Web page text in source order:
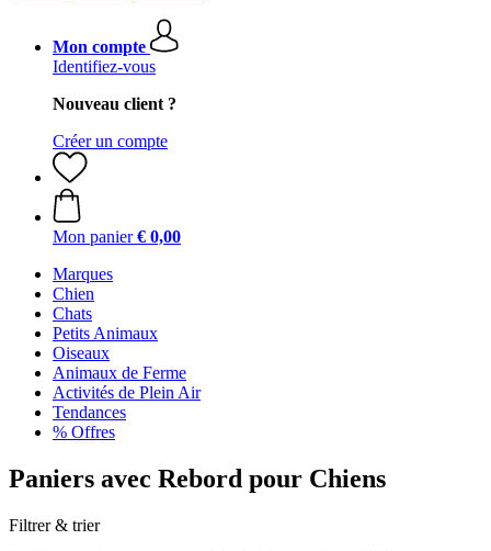
Mon compte
Identifiez-vous
Nouveau client ?
Créer un compte
Mon panier € 0,00
Marques
Chien
Chats
Petits Animaux
Oiseaux
Animaux de Ferme
Activités de Plein Air
Tendances
% Offres
Paniers avec Rebord pour Chiens
Filtrer & trier